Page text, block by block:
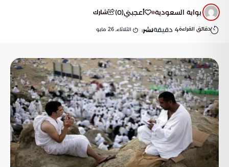
بوابة السعودية أعجبني(
0
) شارك
دقائق القراءة4 دقيقةنشر: الثلاثاء, 26 مايو